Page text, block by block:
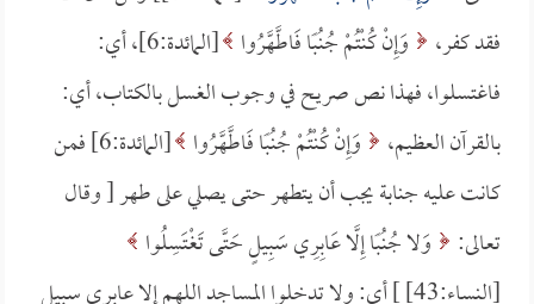
فقد كفر،
وَإِنْ كُنْتُمْ جُنُبًا فَاطَّهَّرُوا
[المائدة:6]، أي:
فاغتسلوا، فهذا نص صريح في وجوب الغسل بالكتاب، أي:
بالقرآن العظيم،
وَإِنْ كُنْتُمْ جُنُبًا فَاطَّهَّرُوا
[المائدة:6] فمن
كانت عليه جنابة يجب أن يتطهر حتى يصلي على طهر [ وقال
تعالى:
وَلا جُنُبًا إِلَّا عَابِرِي سَبِيلٍ حَتَّى تَغْتَسِلُوا